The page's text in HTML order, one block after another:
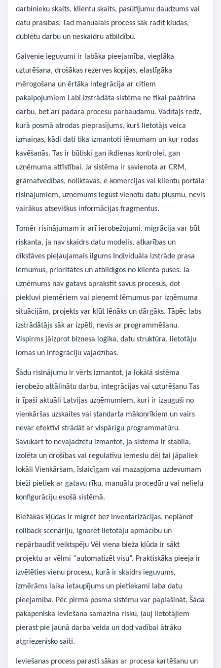
darbinieku skaits, klientu skaits, pasūtījumu daudzums vai
datu prasības. Tad manuālais process sāk radīt kļūdas,
dublētu darbu un neskaidru atbildību.
Galvenie ieguvumi ir labāka pieejamība, vieglāka
uzturēšana, drošākas rezerves kopijas, elastīgāka
mērogošana un ērtāka integrācija ar citiem
pakalpojumiem Labi izstrādāta sistēma ne tikai paātrina
darbu, bet arī padara procesu pārbaudāmu. Vadītājs redz,
kurā posmā atrodas pieprasījums, kurš lietotājs veica
izmaiņas, kādi dati tika izmantoti lēmumam un kur rodas
kavēšanās. Tas ir būtiski gan ikdienas kontrolei, gan
uzņēmuma attīstībai. Ja sistēma ir savienota ar CRM,
grāmatvedības, noliktavas, e-komercijas vai klientu portāla
risinājumiem, uzņēmums iegūst vienotu datu plūsmu, nevis
vairākus atsevišķus informācijas fragmentus.
Tomēr risinājumam ir arī ierobežojumi. migrācija var būt
riskanta, ja nav skaidrs datu modelis, atkarības un
dīkstāves pieļaujamais ilgums Individuāla izstrāde prasa
lēmumus, prioritātes un atbildīgos no klienta puses. Ja
uzņēmums nav gatavs aprakstīt savus procesus, dot
piekļuvi piemēriem vai pieņemt lēmumus par izņēmuma
situācijām, projekts var kļūt lēnāks un dārgāks. Tāpēc labs
izstrādātājs sāk ar izpēti, nevis ar programmēšanu.
Vispirms jāizprot biznesa loģika, datu struktūra, lietotāju
lomas un integrāciju vajadzības.
Šādu risinājumu ir vērts izmantot, ja lokālā sistēma
ierobežo attālinātu darbu, integrācijas vai uzturēšanu Tas
ir īpaši aktuāli Latvijas uzņēmumiem, kuri ir izauguši no
vienkāršas uzskaites vai standarta mākoņrīkiem un vairs
nevar efektīvi strādāt ar vispārīgu programmatūru.
Savukārt to nevajadzētu izmantot, ja sistēma ir stabila,
izolēta un drošības vai regulatīvu iemeslu dēļ tai jāpaliek
lokāli Vienkāršam, īslaicīgam vai mazapjoma uzdevumam
bieži pietiek ar gatavu rīku, manuālu procedūru vai nelielu
konfigurāciju esošā sistēmā.
Biežākās kļūdas ir migrēt bez inventarizācijas, neplānot
rollback scenāriju, ignorēt lietotāju apmācību un
nepārbaudīt veiktspēju Vēl viena bieža kļūda ir sākt
projektu ar vēlmi “automatizēt visu”. Praktiskāka pieeja ir
izvēlēties vienu procesu, kurā ir skaidrs ieguvums,
izmērāms laika ietaupījums un pietiekami laba datu
pieejamība. Pēc pirmā posma sistēmu var paplašināt. Šāda
pakāpeniska ieviešana samazina risku, ļauj lietotājiem
pierast pie jaunā darba veida un dod vadībai ātrāku
atgriezenisko saiti.
Ieviešanas process parasti sākas ar procesa kartēšanu un